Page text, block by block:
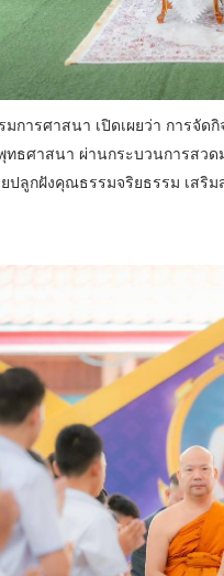
การศาสนา เปิดเผยว่า การจัด
ทธศาสนา ผ่านกระบวนการส
ปลูกฝังคุณธรรมจริยธรรม เสริ